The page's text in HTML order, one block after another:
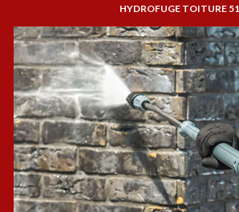
HYDROFUGE TOITURE 51